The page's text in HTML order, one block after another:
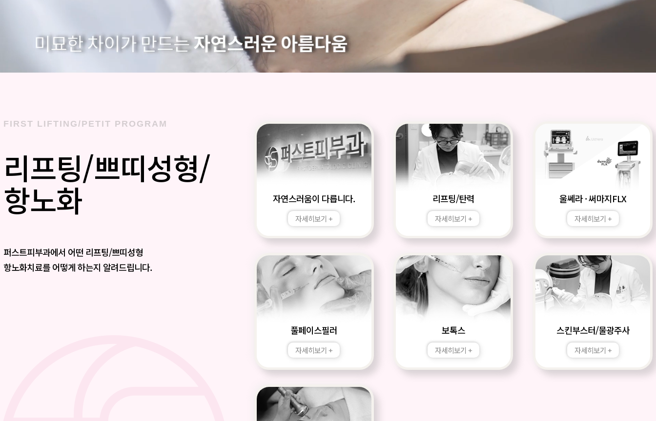
FIRST LIFTING/PETIT PROGRAM
리프팅/쁘띠성형/
항노화
퍼스트피부과에서 어떤 리프팅/쁘띠성형
항노화치료를 어떻게 하는지 알려드립니다.
자연스러움이 다릅니다.
자세히보기 +
리프팅/탄력
자세히보기 +
울쎄라 · 써마지FLX
자세히보기 +
풀페이스필러
자세히보기 +
보톡스
자세히보기 +
스킨부스터/물광주사
자세히보기 +